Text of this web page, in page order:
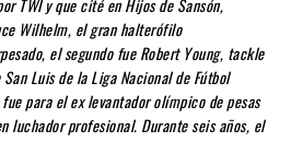
TWI y que cité en Hijos de Sansón,
Wilhelm, el gran halterófilo
el segundo fue Robert Young, tackle
Luis de la Liga Nacional de Fútbol
para el ex levantador olímpico de pesas
luchador profesional. Durante seis años, el